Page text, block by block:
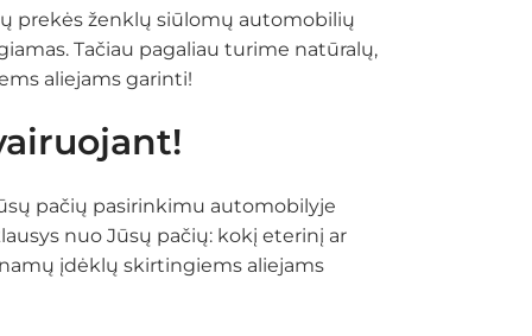
prekės ženklų siūlomų automobilių
Tačiau pagaliau turime natūralų,
aliejams garinti!
pačių pasirinkimu automobilyje
nuo Jūsų pačių: kokį eterinį ar
įdėklų skirtingiems aliejams